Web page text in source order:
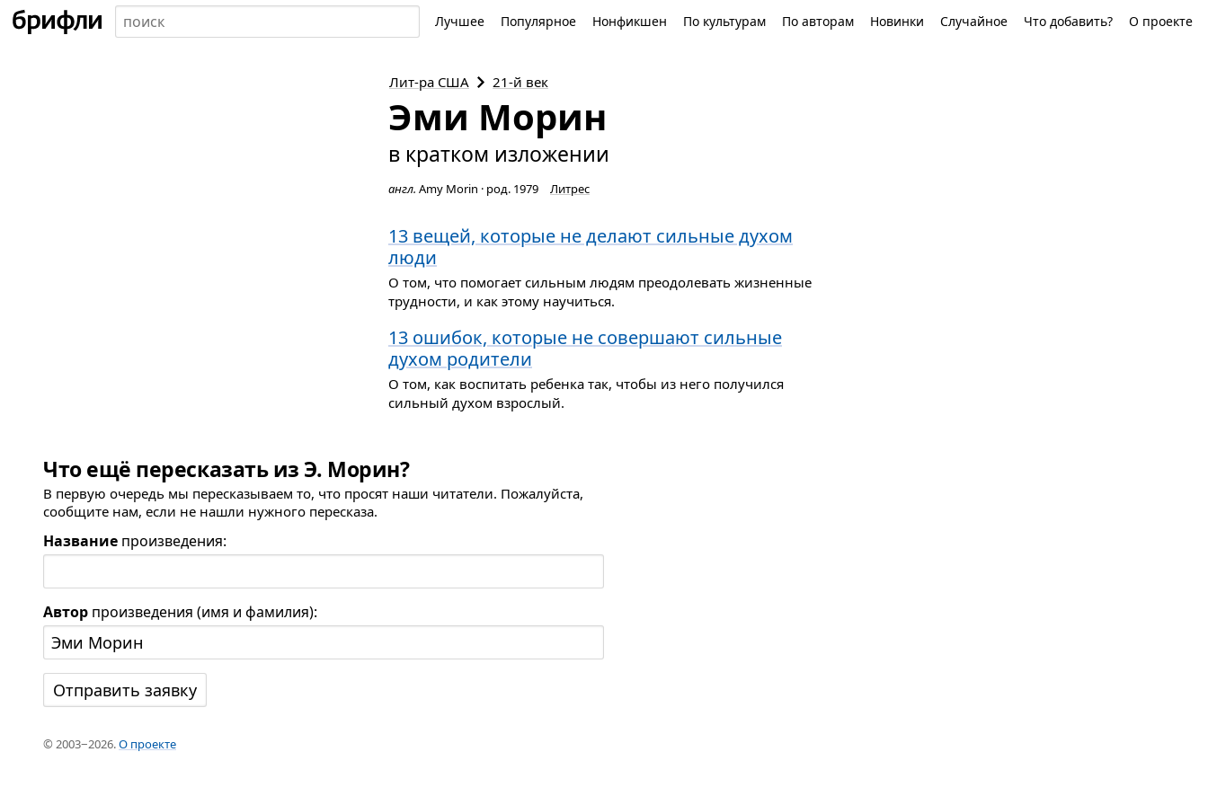
Лучшее Популярное Нонфикшен По культурам По авторам Новинки Случайное Что добавить? О проекте
Лит-ра США 21-й век
Эми Морин
в кратком изложении
англ. Amy Morin · род. 1979 Литрес
13 вещей, которые не делают сильные духом
люди
О том, что помогает сильным людям преодолевать жизненные
трудности, и как этому научиться.
13 ошибок, которые не совершают сильные
духом родители
О том, как воспитать ребенка так, чтобы из него получился
сильный духом взрослый.
Что ещё пересказать из Э. Морин?
В первую очередь мы пересказываем то, что просят наши читатели. Пожалуйста,
сообщите нам, если не нашли нужного пересказа.
Название произведения:
Автор произведения (имя и фамилия):
© 2003−2026.О проекте